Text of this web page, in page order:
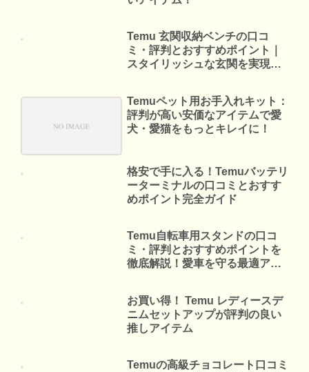
Temu 玄関収納ベンチの口コ
ミ・評判とおすすめポイント｜
スタイリッシュな玄関を実現す
Temuペット用お手入れキット：
評判が高い安価なアイテムで愛
犬・愛猫をもっとキレイに！
格安で手に入る！Temuバッテリ
ーターミナルの口コミとおすす
めポイント完全ガイド
Temu自転車用スタンドの口コ
ミ・評判とおすすめポイントを
徹底解説！愛車を守る最適アイ
お買い得！ Temu レディースデ
ニムセットアップが評判の良い
推しアイテム
Temuの高級チョコレート口コミ